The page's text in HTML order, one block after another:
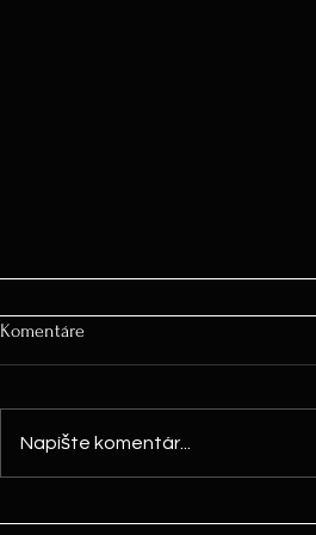
Komentáre
Napíšte komentár...